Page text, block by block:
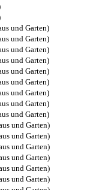
und Garten)
und Garten)
und Garten)
und Garten)
und Garten)
und Garten)
und Garten)
und Garten)
und Garten)
und Garten)
und Garten)
und Garten)
und Garten)
und Garten)
und Garten)